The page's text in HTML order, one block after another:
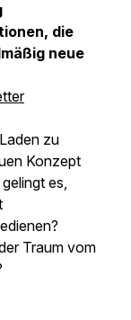
die
neue
zu
Konzept
es,
Traum vom